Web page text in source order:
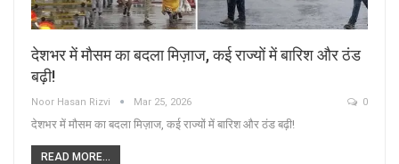
देशभर में मौसम का बदला मिज़ाज, कई राज्यों में बारिश और ठंड
बढ़ी!
Noor Hasan Rizvi Mar 25, 2026 0
देशभर में मौसम का बदला मिज़ाज, कई राज्यों में बारिश और ठंड बढ़ी!
READ MORE...